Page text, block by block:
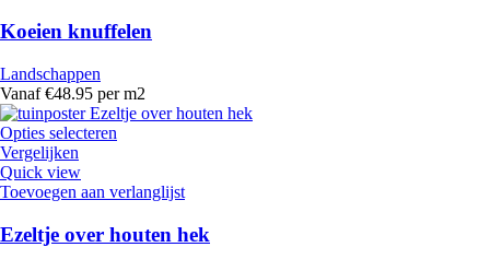
Koeien knuffelen
Landschappen
Vanaf €48.95 per m2
Opties selecteren
Vergelijken
Quick view
Toevoegen aan verlanglijst
Ezeltje over houten hek